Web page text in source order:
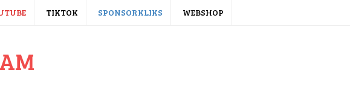
TIKTOK SPONSORKLIKS WEBSHOP